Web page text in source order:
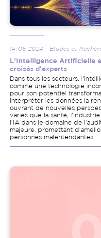
14-05-2024 - Etudes et
L'Intelligence Artificielle
croisés d'experts
Dans tous les secteurs,
comme une technologie
pour son potentiel
interpréter les données la
ouvrant de nouvelles
variés que la santé,
l'IA dans le domaine de
majeure, promettant
personnes malentendantes.
Image